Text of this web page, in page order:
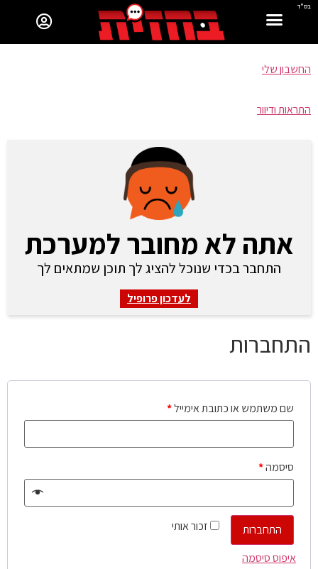
בס"ד
החשבון שלי
התראות ודיוור
אתה לא מחובר למערכת
התחבר בכדי שנוכל להציג לך תוכן שמתאים לך
לעדכון פרופיל
התחברות
שם משתמש או כתובת אימייל*
סיסמה*
זכור אותי
התחברות
איפוס סיסמה